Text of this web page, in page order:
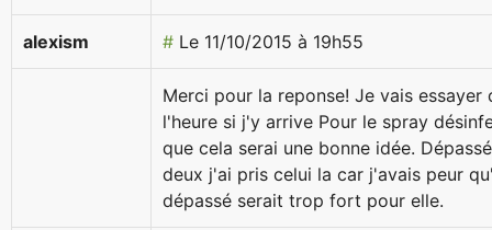
alexism # Le 11/10/2015 à 19h55
Merci pour la reponse! Je vais
l'heure si j'y arrive Pour le spray
que cela serai une bonne idée.
deux j'ai pris celui la car j'avais peur
dépassé serait trop fort pour elle.